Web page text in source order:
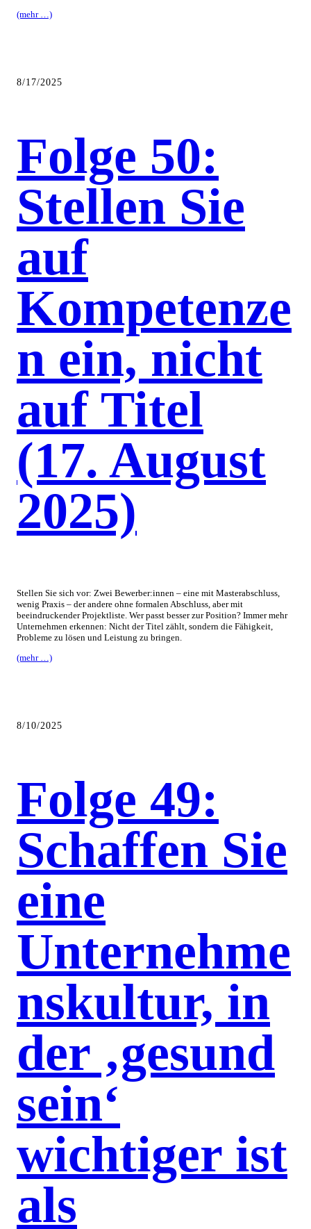
(mehr …)
8/17/2025
Folge 50:
Stellen Sie
auf
Kompetenze
n ein, nicht
auf Titel
(17. August
2025)
Stellen Sie sich vor: Zwei Bewerber:innen – eine mit Masterabschluss,
wenig Praxis – der andere ohne formalen Abschluss, aber mit
beeindruckender Projektliste. Wer passt besser zur Position? Immer mehr
Unternehmen erkennen: Nicht der Titel zählt, sondern die Fähigkeit,
Probleme zu lösen und Leistung zu bringen.
(mehr …)
8/10/2025
Folge 49:
Schaffen Sie
eine
Unternehme
nskultur, in
der ‚gesund
sein‘
wichtiger ist
als